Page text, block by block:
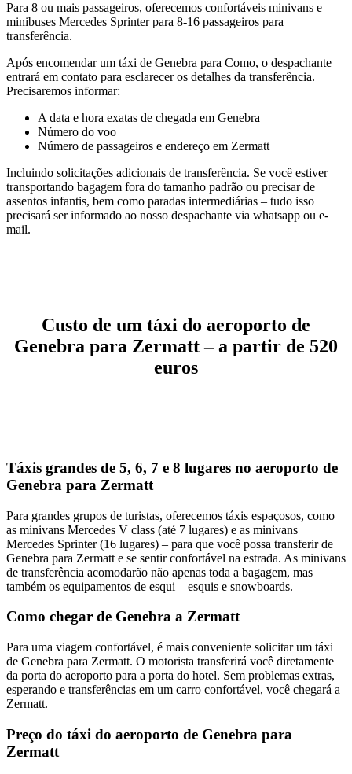
Para 8 ou mais passageiros, oferecemos confortáveis minivans e
minibuses Mercedes Sprinter para 8-16 passageiros para
transferência.
Após encomendar um táxi de Genebra para Como, o despachante
entrará em contato para esclarecer os detalhes da transferência.
Precisaremos informar:
A data e hora exatas de chegada em Genebra
Número do voo
Número de passageiros e endereço em Zermatt
Incluindo solicitações adicionais de transferência. Se você estiver
transportando bagagem fora do tamanho padrão ou precisar de
assentos infantis, bem como paradas intermediárias – tudo isso
precisará ser informado ao nosso despachante via whatsapp ou e-
mail.
Custo de um táxi do aeroporto de
Genebra para Zermatt – a partir de 520
euros
Táxis grandes de 5, 6, 7 e 8 lugares no aeroporto de
Genebra para Zermatt
Para grandes grupos de turistas, oferecemos táxis espaçosos, como
as minivans Mercedes V class (até 7 lugares) e as minivans
Mercedes Sprinter (16 lugares) – para que você possa transferir de
Genebra para Zermatt e se sentir confortável na estrada. As minivans
de transferência acomodarão não apenas toda a bagagem, mas
também os equipamentos de esqui – esquis e snowboards.
Como chegar de Genebra a Zermatt
Para uma viagem confortável, é mais conveniente solicitar um táxi
de Genebra para Zermatt. O motorista transferirá você diretamente
da porta do aeroporto para a porta do hotel. Sem problemas extras,
esperando e transferências em um carro confortável, você chegará a
Zermatt.
Preço do táxi do aeroporto de Genebra para
Zermatt